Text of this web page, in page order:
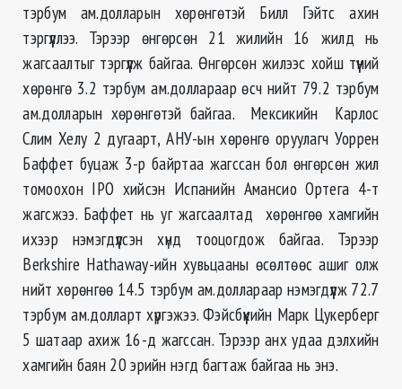
тэрбум ам.долларын хөрөнгөтэй Билл Гэйтс ахин
тэргүүллээ. Тэрээр өнгөрсөн 21 жилийн 16 жилд нь
жагсаалтыг тэргүүлж байгаа. Өнгөрсөн жилээс хойш түүний
хөрөнгө 3.2 тэрбум ам.доллараар өсч нийт 79.2 тэрбум
ам.долларын хөрөнгөтэй байгаа. Мексикийн Карлос
Слим Хелу 2 дугаарт, АНУ-ын хөрөнгө оруулагч Уоррен
Баффет буцаж 3-р байртаа жагссан бол өнгөрсөн жил
томоохон IPO хийсэн Испанийн Амансио Ортега 4-т
жагсжээ. Баффет нь уг жагсаалтад хөрөнгөө хамгийн
ихээр нэмэгдүүлсэн хүнд тооцогдож байгаа. Тэрээр
Berkshire Hathaway-ийн хувьцааны өсөлтөөс ашиг олж
нийт хөрөнгөө 14.5 тэрбум ам.доллараар нэмэгдүүлж 72.7
тэрбум ам.долларт хүргэжээ. Фэйсбүүкийн Марк Цукерберг
5 шатаар ахиж 16-д жагссан. Тэрээр анх удаа дэлхийн
хамгийн баян 20 эрийн нэгд багтаж байгаа нь энэ.